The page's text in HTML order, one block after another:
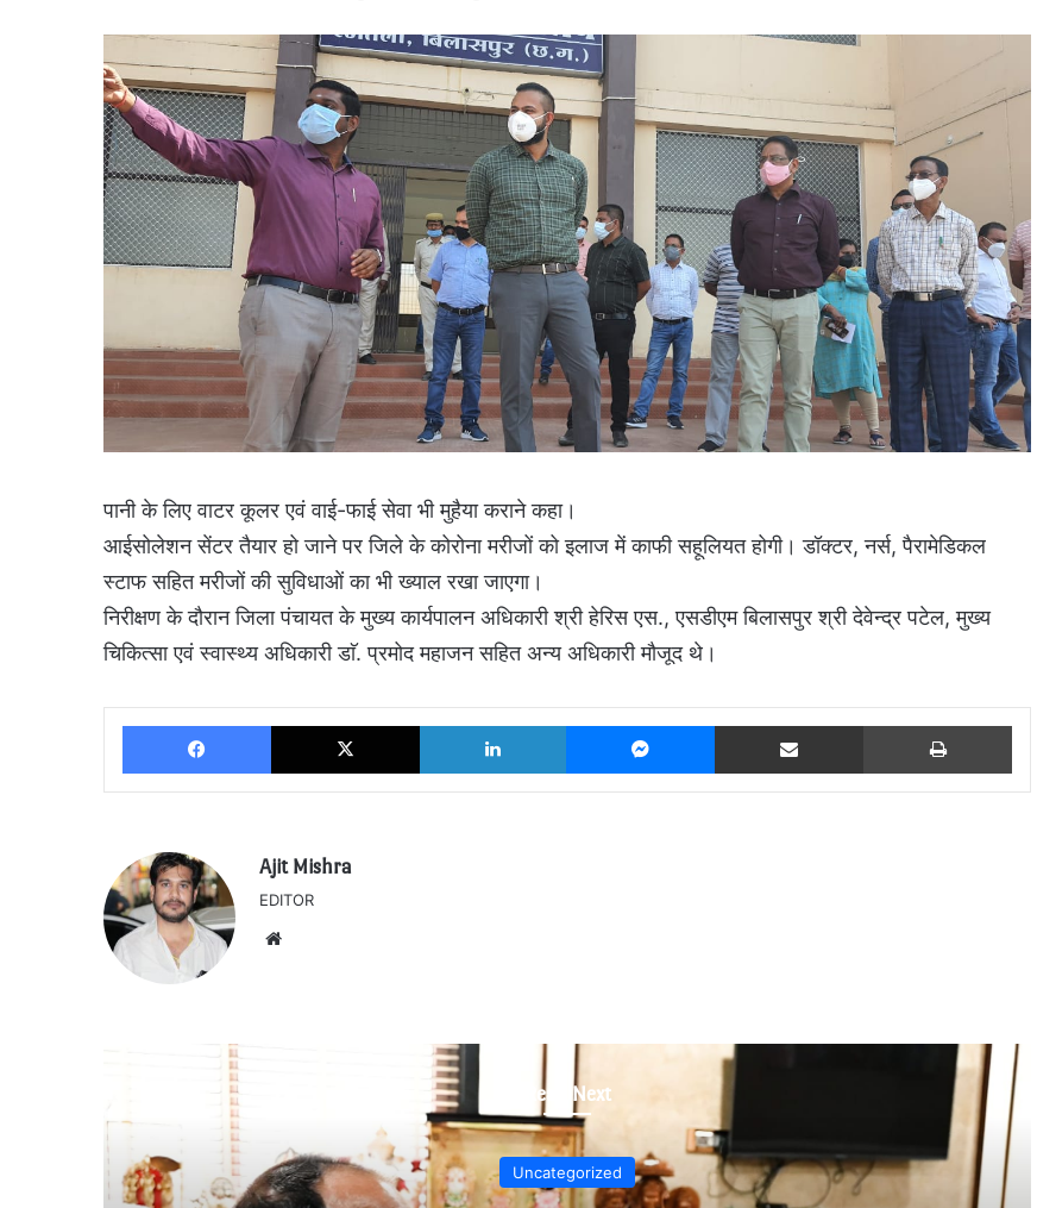
पानी के लिए वाटर कूलर एवं वाई-फाई सेवा भी मुहैया कराने कहा।
आईसोलेशन सेंटर तैयार हो जाने पर जिले के कोरोना मरीजों को इलाज में काफी सहूलियत होगी। डॉक्टर, नर्स, पैरामेडिकल
स्टाफ सहित मरीजों की सुविधाओं का भी ख्याल रखा जाएगा।
निरीक्षण के दौरान जिला पंचायत के मुख्य कार्यपालन अधिकारी श्री हेरिस एस., एसडीएम बिलासपुर श्री देवेन्द्र पटेल, मुख्य
चिकित्सा एवं स्वास्थ्य अधिकारी डाॅ. प्रमोद महाजन सहित अन्य अधिकारी मौजूद थे।
Facebook X LinkedIn Messenger Share via Email Print
Ajit Mishra
EDITOR
Read Next
Uncategorized